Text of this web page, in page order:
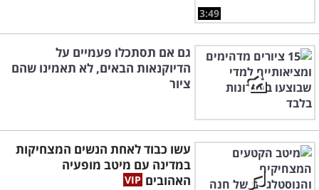
3:49
גם אם תסתכלו פעמיים על
הדיוקנאות הבאים, לא תאמינו שהם
ציור
עשו כבוד לאחת הנשים המצחיקות
במדינה עם מיטב מופעיה
האהובים